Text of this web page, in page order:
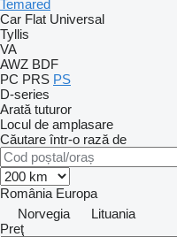
Temared
Car Flat Universal
Tyllis
VA
AWZ BDF
PC PRS PS
D-series
Arată tuturor
Locul de amplasare
Căutare într-o rază de
România Europa
Norvegia
Lituania
Preţ